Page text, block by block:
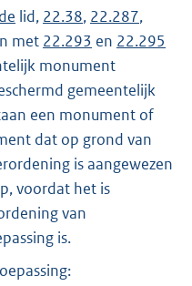
lid, 22.38, 22.287,
met 22.293 en 22.295
monument
gemeentelijk
een monument of
dat op grond van
is aangewezen
voordat het is
van
is.